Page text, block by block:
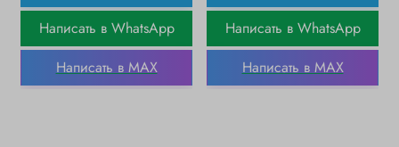
Написать в WhatsApp
Написать в MAX
Написать в WhatsApp
Написать в MAX